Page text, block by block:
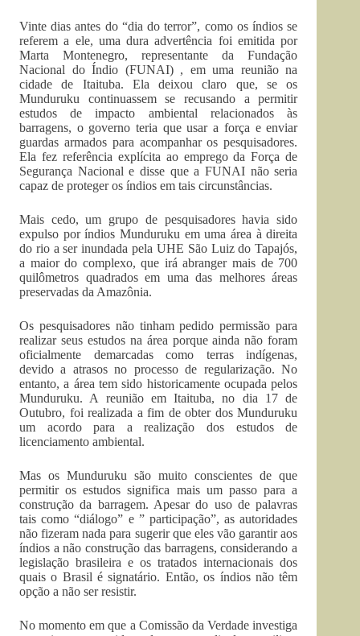
Vinte dias antes do “dia do terror”, como os índios se
referem a ele, uma dura advertência foi emitida por
Marta Montenegro, representante da Fundação
Nacional do Índio (FUNAI) , em uma reunião na
cidade de Itaituba. Ela deixou claro que, se os
Munduruku continuassem se recusando a permitir
estudos de impacto ambiental relacionados às
barragens, o governo teria que usar a força e enviar
guardas armados para acompanhar os pesquisadores.
Ela fez referência explícita ao emprego da Força de
Segurança Nacional e disse que a FUNAI não seria
capaz de proteger os índios em tais circunstâncias.
Mais cedo, um grupo de pesquisadores havia sido
expulso por índios Munduruku em uma área à direita
do rio a ser inundada pela UHE São Luiz do Tapajós,
a maior do complexo, que irá abranger mais de 700
quilômetros quadrados em uma das melhores áreas
preservadas da Amazônia.
Os pesquisadores não tinham pedido permissão para
realizar seus estudos na área porque ainda não foram
oficialmente demarcadas como terras indígenas,
devido a atrasos no processo de regularização. No
entanto, a área tem sido historicamente ocupada pelos
Munduruku. A reunião em Itaituba, no dia 17 de
Outubro, foi realizada a fim de obter dos Munduruku
um acordo para a realização dos estudos de
licenciamento ambiental.
Mas os Munduruku são muito conscientes de que
permitir os estudos significa mais um passo para a
construção da barragem. Apesar do uso de palavras
tais como “diálogo” e ” participação”, as autoridades
não fizeram nada para sugerir que eles vão garantir aos
índios a não construção das barragens, considerando a
legislação brasileira e os tratados internacionais dos
quais o Brasil é signatário. Então, os índios não têm
opção a não ser resistir.
No momento em que a Comissão da Verdade investiga